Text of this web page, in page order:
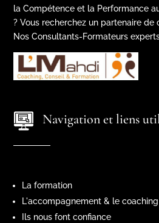
la Compétence et la Performance
? Vous recherchez un partenaire
Nos Consultants-Formateurs
Navigation et liens
La formation
L'accompagnement & le coaching
Ils nous font confiance